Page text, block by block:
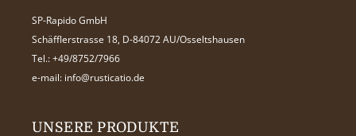
SP-Rapido GmbH
Schäfflerstrasse 18, D-84072 AU/Osseltshausen
Tel.: +49/8752/7966
e-mail: info@rusticatio.de
UNSERE PRODUKTE